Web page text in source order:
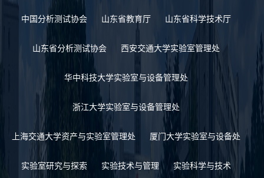
中国分析测试协会 山东省教育厅 山东省科学技术厅
山东省分析测试协会 西安交通大学实验室管理处
华中科技大学实验室与设备管理处
浙江大学实验室与设备管理处
上海交通大学资产与实验室管理处 厦门大学实验室与设备处
实验室研究与探索 实验技术与管理 实验科学与技术